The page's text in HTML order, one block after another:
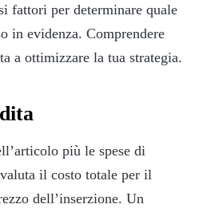
fattori per determinare quale
in evidenza. Comprendere
a ottimizzare la tua strategia.
più le spese di
il costo totale per il
dell’inserzione. Un